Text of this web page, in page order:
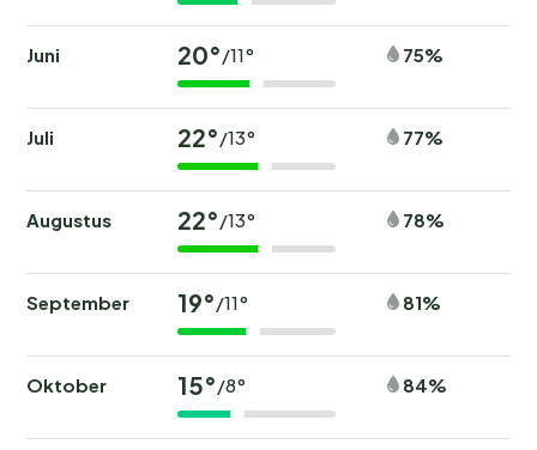
Juni 20°/11° 75%
Juli 22°/13° 77%
Augustus 22°/13° 78%
September 19°/11° 81%
Oktober 15°/8° 84%